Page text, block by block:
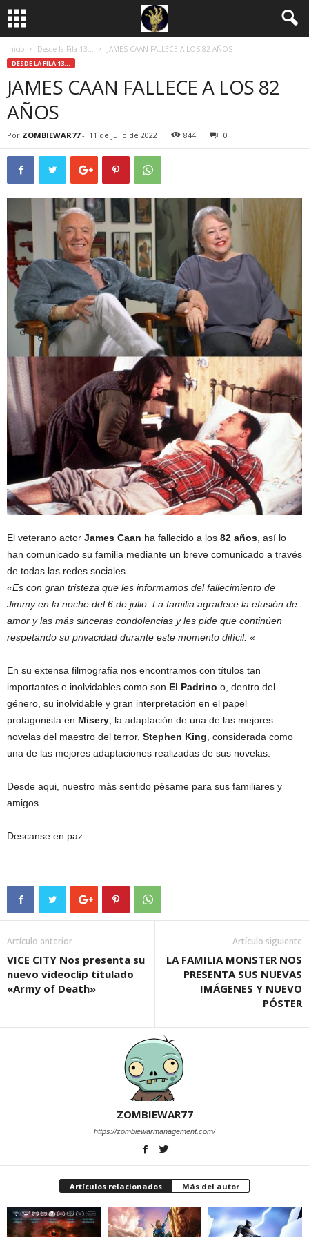
Inicio Desde la Fila 13... JAMES CAAN FALLECE A LOS 82 AÑOS
DESDE LA FILA 13...
JAMES CAAN FALLECE A LOS 82
AÑOS
Por ZOMBIEWAR77- 11 de julio de 2022 844 0
El veterano actor James Caan ha fallecido a los 82 años , así lo
han comunicado su familia mediante un breve comunicado a través
de todas las redes sociales.
«Es con gran tristeza que les informamos del fallecimiento de
Jimmy en la noche del 6 de julio. La familia agradece la efusión de
amor y las más sinceras condolencias y les pide que continúen
respetando su privacidad durante este momento difícil. «
En su extensa filmografía nos encontramos con títulos tan
importantes e inolvidables como son El Padrino o, dentro del
género, su inolvidable y gran interpretación en el papel
protagonista en Misery , la adaptación de una de las mejores
novelas del maestro del terror, Stephen King , considerada como
una de las mejores adaptaciones realizadas de sus novelas.
Desde aqui, nuestro más sentido pésame para sus familiares y
amigos.
Descanse en paz.
Artículo anterior
VICE CITY Nos presenta su
nuevo videoclip titulado
«Army of Death»
Artículo siguiente
LA FAMILIA MONSTER NOS
PRESENTA SUS NUEVAS
IMÁGENES Y NUEVO
PÓSTER
ZOMBIEWAR77
https://zombiewarmanagement.com/
Artículos relacionados Más del autor